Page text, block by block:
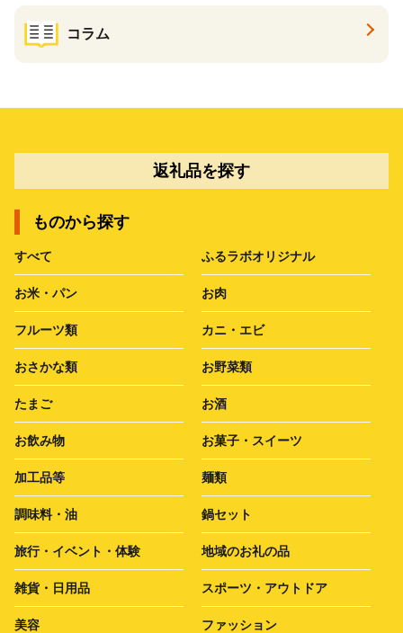
コラム
返礼品を探す
ものから探す
すべて ふるラボオリジナル
お米・パン お肉
フルーツ類 カニ・エビ
おさかな類 お野菜類
たまご お酒
お飲み物 お菓子・スイーツ
加工品等 麺類
調味料・油 鍋セット
旅行・イベント・体験 地域のお礼の品
雑貨・日用品 スポーツ・アウトドア
美容 ファッション